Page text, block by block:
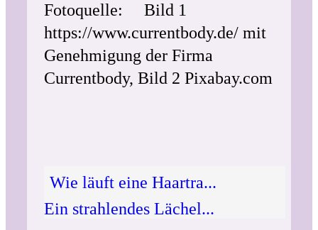
Fotoquelle: Bild 1
https://www.currentbody.de/ mit
Genehmigung der Firma
Currentbody, Bild 2 Pixabay.com
Wie läuft eine Haartra...
Ein strahlendes Lächel...